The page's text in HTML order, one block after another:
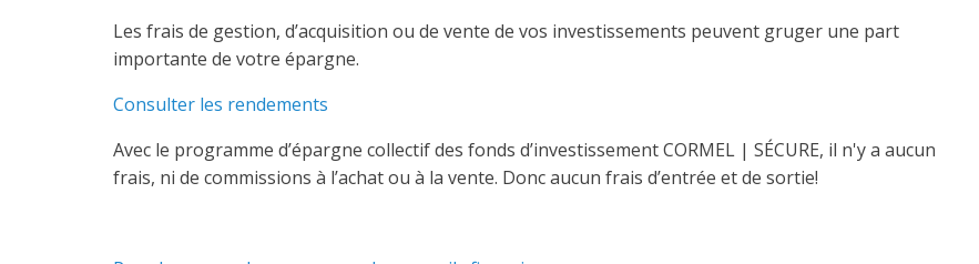
Les frais de gestion, d’acquisition ou de vente de vos investissements peuvent gruger une part
importante de votre épargne.
Consulter les rendements
Avec le programme d’épargne collectif des fonds d’investissement CORMEL | SÉCURE, il n'y a aucun
frais, ni de commissions à l’achat ou à la vente. Donc aucun frais d’entrée et de sortie!